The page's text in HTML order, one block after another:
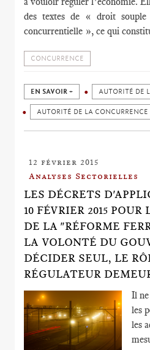
des textes de « droit
concurrentielle », ce qui
CONCURRENCE
EN SAVOIR + AUTORITÉ DE
AUTORITÉ DE LA
12 février 2015
Analyses Sectorielles
LES DÉCRETS
10 FÉVRIER 2015
DE LA "RÉFORME
LA VOLONTÉ DU
DÉCIDER SEUL, LE
RÉGULATEUR
Il
les
les